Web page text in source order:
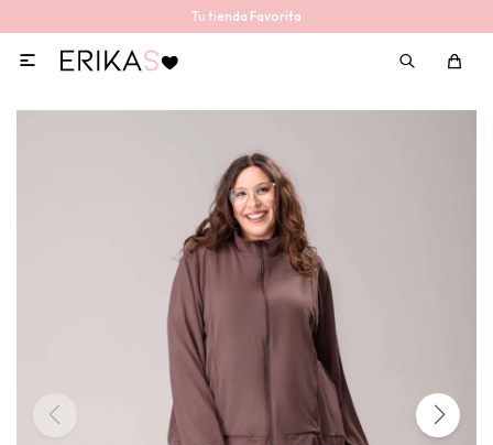
Tu tienda Favorita
